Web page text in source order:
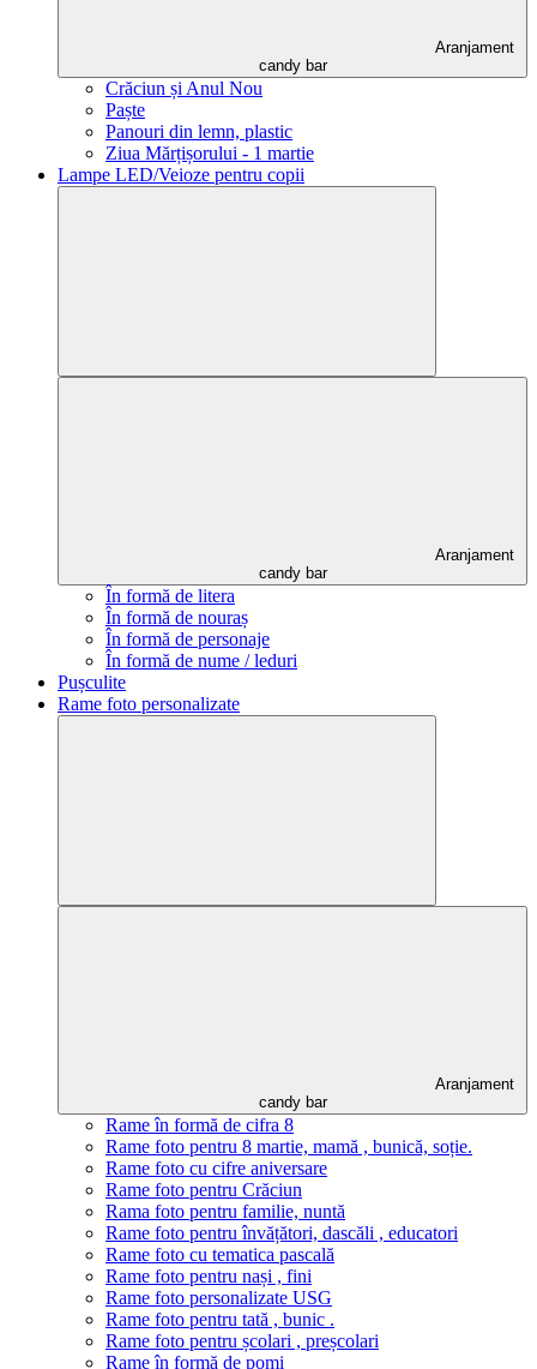
Aranjament
candy bar
Crăciun și Anul Nou
Paște
Panouri din lemn, plastic
Ziua Mărțișorului - 1 martie
Lampe LED/Veioze pentru copii
Aranjament
candy bar
În formă de litera
În formă de nouraș
În formă de personaje
În formă de nume / leduri
Pușculite
Rame foto personalizate
Aranjament
candy bar
Rame în formă de cifra 8
Rame foto pentru 8 martie, mamă , bunică, soție.
Rame foto cu cifre aniversare
Rame foto pentru Crăciun
Rama foto pentru familie, nuntă
Rame foto pentru învățători, dascăli , educatori
Rame foto cu tematica pascală
Rame foto pentru nași , fini
Rame foto personalizate USG
Rame foto pentru tată , bunic .
Rame foto pentru școlari , preșcolari
Rame în formă de pomi